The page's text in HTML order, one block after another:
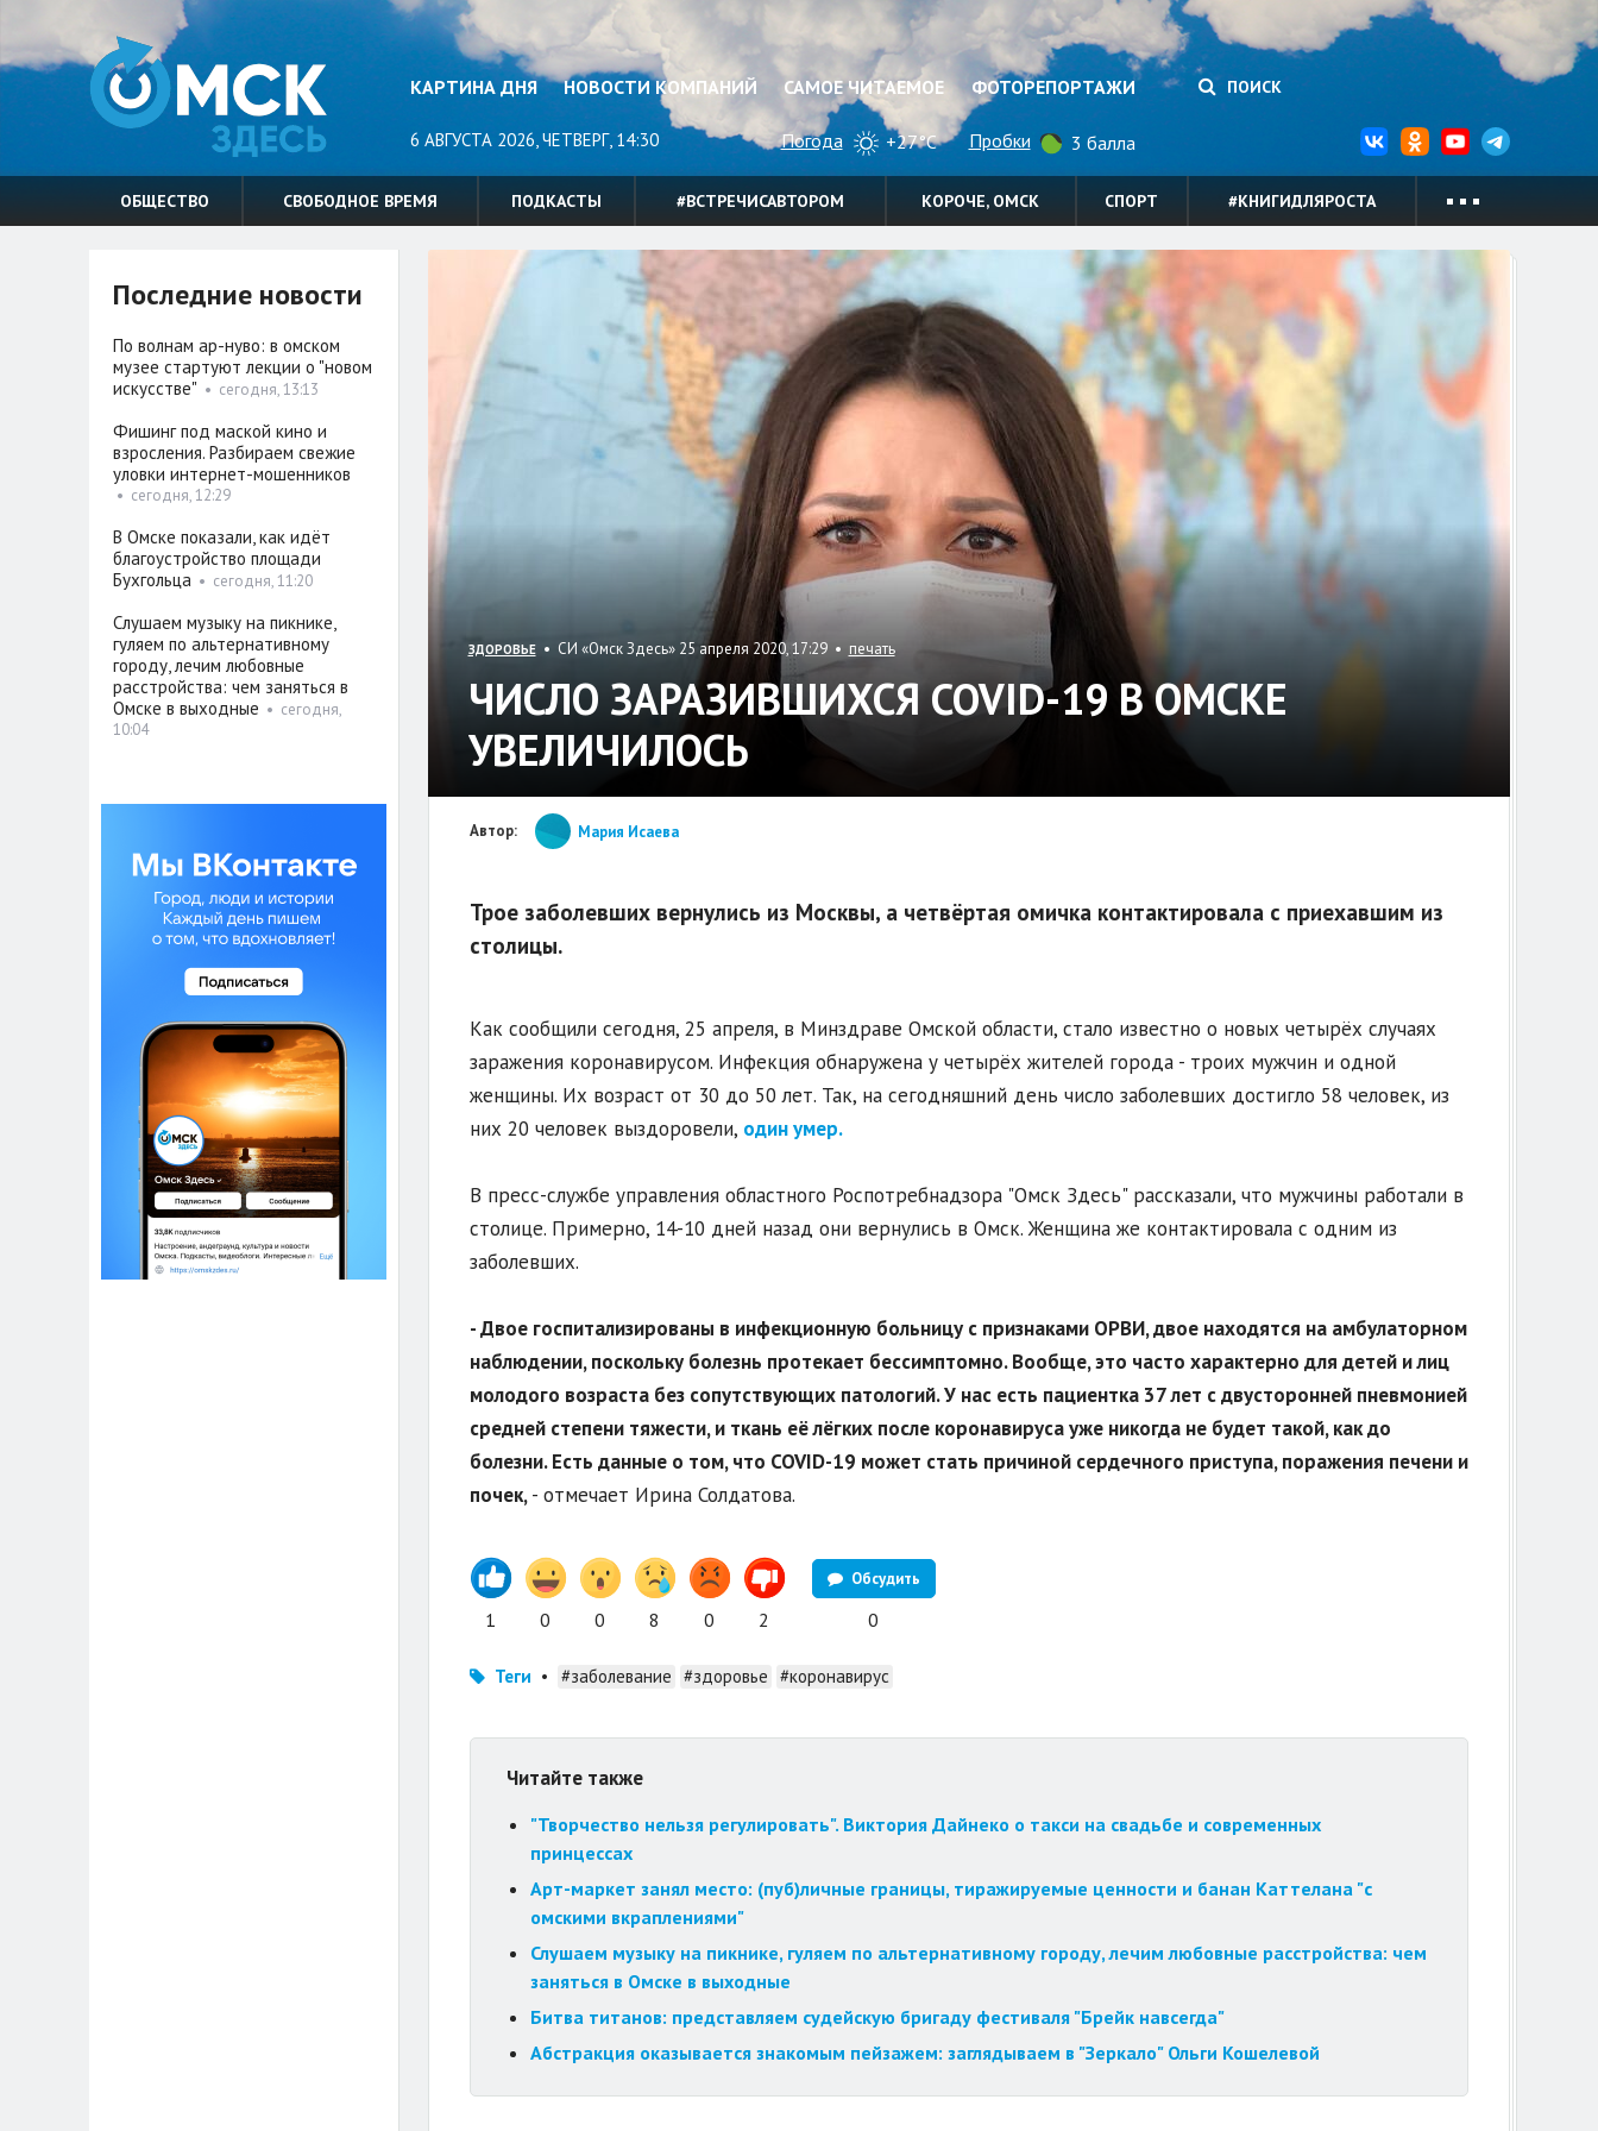
КАРТИНА ДНЯ НОВОСТИ КОМПАНИЙ САМОЕ ЧИТАЕМОЕ ФОТОРЕПОРТАЖИ ПОИСК
6 АВГУСТА 2026, ЧЕТВЕРГ, 14:30 Погода +27°C Пробки 3 балла
ОБЩЕСТВО СВОБОДНОЕ ВРЕМЯ ПОДКАСТЫ #ВСТРЕЧИСАВТОРОМ КОРОЧЕ, ОМСК СПОРТ #КНИГИДЛЯРОСТА
ЗДОРОВЬЕ• СИ «Омск Здесь» 25 апреля 2020, 17:29 • печать
ЧИСЛО ЗАРАЗИВШИХСЯ COVID-19 В ОМСКЕ
УВЕЛИЧИЛОСЬ
Автор: Мария Исаева
Трое заболевших вернулись из Москвы, а четвёртая омичка контактировала с приехавшим из
столицы.
Как сообщили сегодня, 25 апреля, в Минздраве Омской области, стало известно о новых четырёх случаях
заражения коронавирусом. Инфекция обнаружена у четырёх жителей города - троих мужчин и одной
женщины. Их возраст от 30 до 50 лет. Так, на сегодняшний день число заболевших достигло 58 человек, из
них 20 человек выздоровели, один умер.
В пресс-службе управления областного Роспотребнадзора "Омск Здесь" рассказали, что мужчины работали в
столице. Примерно, 14-10 дней назад они вернулись в Омск. Женщина же контактировала с одним из
заболевших.
- Двое госпитализированы в инфекционную больницу с признаками ОРВИ, двое находятся на амбулаторном
наблюдении, поскольку болезнь протекает бессимптомно. Вообще, это часто характерно для детей и лиц
молодого возраста без сопутствующих патологий. У нас есть пациентка 37 лет с двусторонней пневмонией
средней степени тяжести, и ткань её лёгких после коронавируса уже никогда не будет такой, как до
болезни. Есть данные о том, что COVID-19 может стать причиной сердечного приступа, поражения печени и
почек,- отмечает Ирина Солдатова.
1 0 0 8 0 2
Обсудить
0
Теги • #заболевание #здоровье #коронавирус
Читайте также
"Творчество нельзя регулировать". Виктория Дайнеко о такси на свадьбе и современных
принцессах
Арт-маркет занял место: (пуб)личные границы, тиражируемые ценности и банан Каттелана "с
омскими вкраплениями"
Слушаем музыку на пикнике, гуляем по альтернативному городу, лечим любовные расстройства: чем
заняться в Омске в выходные
Битва титанов: представляем судейскую бригаду фестиваля "Брейк навсегда"
Абстракция оказывается знакомым пейзажем: заглядываем в "Зеркало" Ольги Кошелевой
Последние новости
По волнам ар-нуво: в омском
музее стартуют лекции о "новом
искусстве" • сегодня, 13:13
Фишинг под маской кино и
взросления. Разбираем свежие
уловки интернет-мошенников
• сегодня, 12:29
В Омске показали, как идёт
благоустройство площади
Бухгольца• сегодня, 11:20
Слушаем музыку на пикнике,
гуляем по альтернативному
городу, лечим любовные
расстройства: чем заняться в
Омске в выходные • сегодня,
10:04